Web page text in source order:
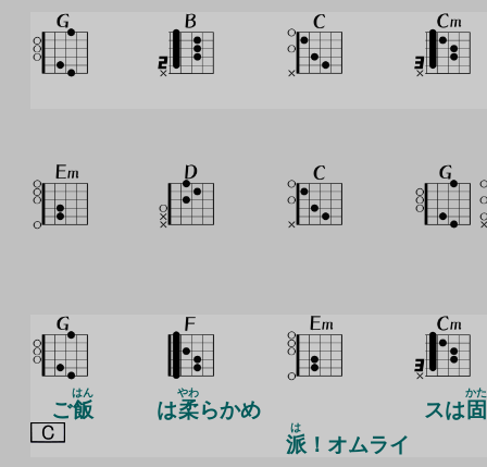
ご飯
はん
は柔
やわ
らかめ
派
は
！オムライ
スは 固
かた